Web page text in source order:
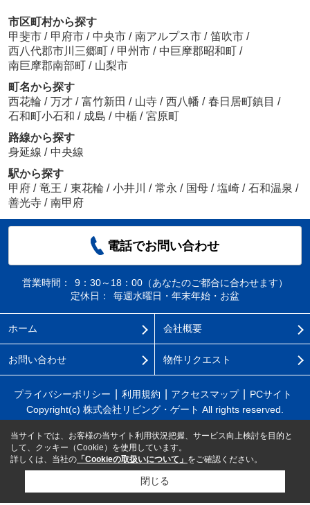
市区町村から探す
甲斐市 / 甲府市 / 中央市 / 南アルプス市 / 笛吹市 /
西八代郡市川三郷町 / 甲州市 / 中巨摩郡昭和町 /
南巨摩郡南部町 / 山梨市
町名から探す
西花輪 / 万才 / 富竹新田 / 山寺 / 西八幡 / 春日居町鎮目 /
石和町小石和 / 成島 / 中楯 / 宮原町
路線から探す
身延線 / 中央線
駅から探す
甲府 / 竜王 / 東花輪 / 小井川 / 常永 / 国母 / 塩崎 / 石和温泉 /
善光寺 / 南甲府
電話でお問い合わせ
営業時間：
9：30～18：00（あなたのご都合に合わせます）
定休日：
毎週水曜日・年末年始・お盆
ホーム 会社概要
お問い合わせ 物件リクエスト
プライバシーポリシー 利用規約 アクセスマップ
PCサイト
Copyright(c) 株式会社リビング・ゲート All rights reserved.
当サイトでは、お客様の当サイト利用状況把握、サービス向上検討を目的と
して、クッキー（Cookie）を使用しています。
詳しくは、当社の 「Cookieの取扱いについて」 をご確認ください。
閉じる